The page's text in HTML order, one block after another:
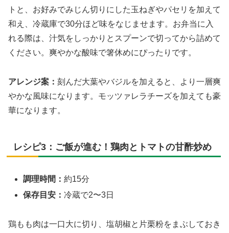
トと、お好みでみじん切りにした玉ねぎやパセリを加えて
和え、冷蔵庫で30分ほど味をなじませます。お弁当に入
れる際は、汁気をしっかりとスプーンで切ってから詰めて
ください。爽やかな酸味で箸休めにぴったりです。
アレンジ案： 刻んだ大葉やバジルを加えると、より一層爽
やかな風味になります。モッツァレラチーズを加えても豪
華になります。
レシピ3：ご飯が進む！鶏肉とトマトの甘酢炒め
調理時間：約15分
保存目安：冷蔵で2〜3日
鶏もも肉は一口大に切り、塩胡椒と片栗粉をまぶしておき